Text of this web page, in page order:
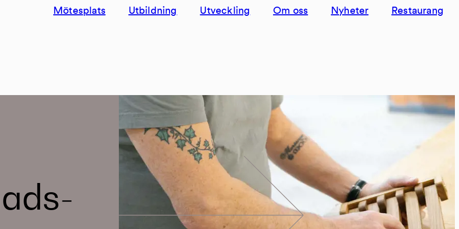
Mötesplats Utbildning Utveckling Om oss Nyheter Restaurang